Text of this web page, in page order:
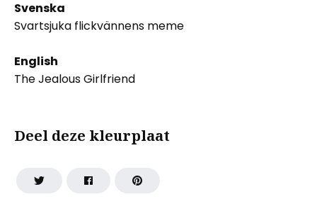
Svenska
Svartsjuka flickvännens meme
English
The Jealous Girlfriend
Deel deze kleurplaat